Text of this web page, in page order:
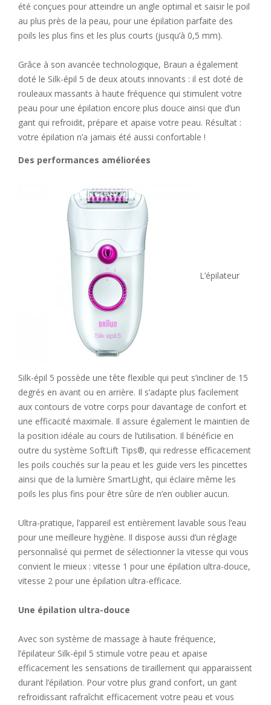
été conçues pour atteindre un angle optimal et saisir le poil
au plus près de la peau, pour une épilation parfaite des
poils les plus fins et les plus courts (jusqu’à 0,5 mm).
Grâce à son avancée technologique, Braun a également
doté le Silk-épil 5 de deux atouts innovants : il est doté de
rouleaux massants à haute fréquence qui stimulent votre
peau pour une épilation encore plus douce ainsi que d’un
gant qui refroidit, prépare et apaise votre peau. Résultat :
votre épilation n’a jamais été aussi confortable !
Des performances améliorées
L’épilateur
Silk-épil 5 possède une tête flexible qui peut s’incliner de 15
degrés en avant ou en arrière. Il s’adapte plus facilement
aux contours de votre corps pour davantage de confort et
une efficacité maximale. Il assure également le maintien de
la position idéale au cours de l’utilisation. Il bénéficie en
outre du système SoftLift Tips®, qui redresse efficacement
les poils couchés sur la peau et les guide vers les pincettes
ainsi que de la lumière SmartLight, qui éclaire même les
poils les plus fins pour être sûre de n’en oublier aucun.
Ultra-pratique, l’appareil est entièrement lavable sous l’eau
pour une meilleure hygiène. Il dispose aussi d’un réglage
personnalisé qui permet de sélectionner la vitesse qui vous
convient le mieux : vitesse 1 pour une épilation ultra-douce,
vitesse 2 pour une épilation ultra-efficace.
Une épilation ultra-douce
Avec son système de massage à haute fréquence,
l’épilateur Silk-épil 5 stimule votre peau et apaise
efficacement les sensations de tiraillement qui apparaissent
durant l’épilation. Pour votre plus grand confort, un gant
refroidissant rafraîchit efficacement votre peau et vous